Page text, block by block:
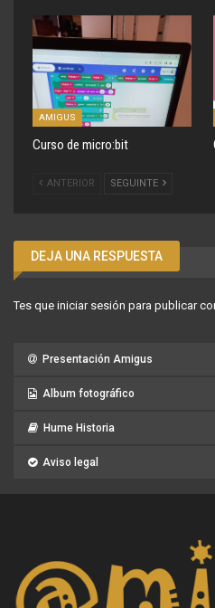
AMIGUS
Curso de micro:bit
ANTERIOR SEGUINTE
DEJA UNA RESPUESTA
Tes que iniciar sesión para publicar
Presentación Amigus
Album fotográfico
Hume Historia
Aviso legal